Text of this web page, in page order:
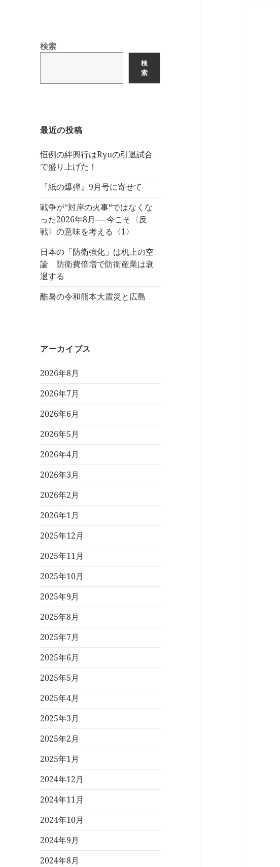
検索
検
索
最近の投稿
恒例の絆興行はRyuの引退試合
で盛り上げた！
『紙の爆弾』9月号に寄せて
戦争が‟対岸の火事“ではなくな
った2026年8月──今こそ〈反
戦〉の意味を考える〈1〉
日本の「防衛強化」は机上の空
論 防衛費倍増で防衛産業は衰
退する
酷暑の令和熊本大震災と広島
アーカイブス
2026年8月
2026年7月
2026年6月
2026年5月
2026年4月
2026年3月
2026年2月
2026年1月
2025年12月
2025年11月
2025年10月
2025年9月
2025年8月
2025年7月
2025年6月
2025年5月
2025年4月
2025年3月
2025年2月
2025年1月
2024年12月
2024年11月
2024年10月
2024年9月
2024年8月